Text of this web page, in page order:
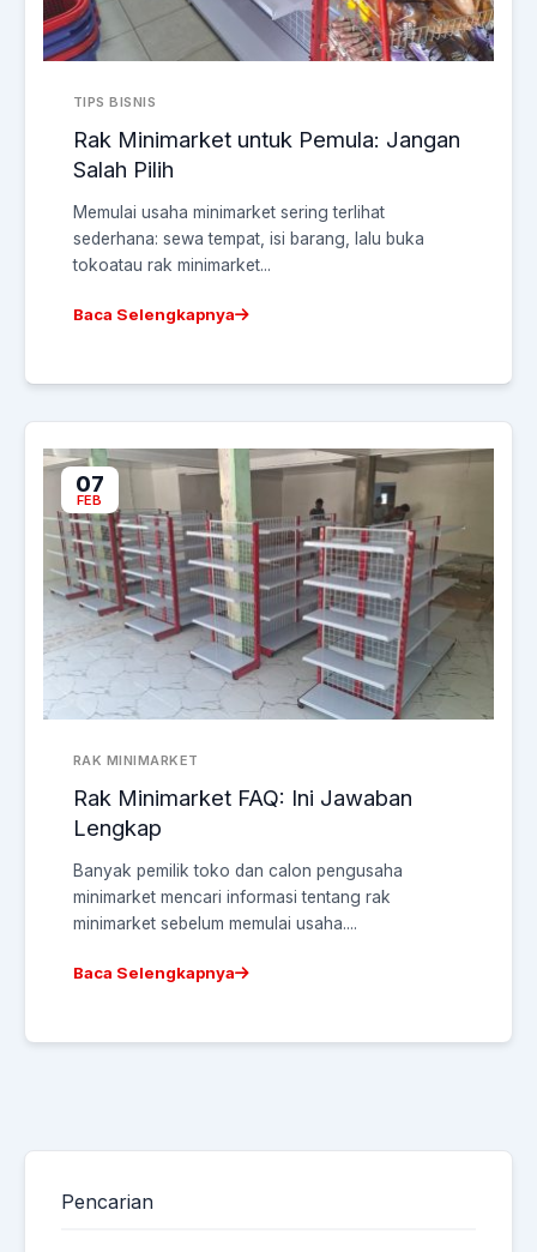
TIPS BISNIS
Rak Minimarket untuk Pemula: Jangan
Salah Pilih
Memulai usaha minimarket sering terlihat
sederhana: sewa tempat, isi barang, lalu buka
tokoatau rak minimarket...
Baca Selengkapnya
07
FEB
RAK MINIMARKET
Rak Minimarket FAQ: Ini Jawaban
Lengkap
Banyak pemilik toko dan calon pengusaha
minimarket mencari informasi tentang rak
minimarket sebelum memulai usaha....
Baca Selengkapnya
Pencarian